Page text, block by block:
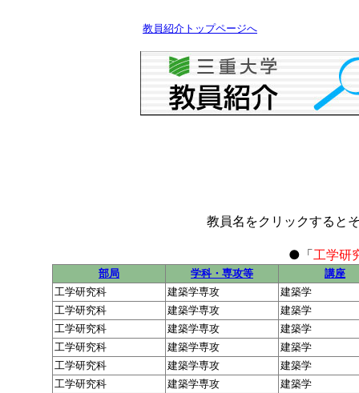
教員紹介トップページへ
教員名をクリックすると
●「工学研
部局 学科・専攻等
講座
工学研究科
建築学専攻
建築学
工学研究科
建築学専攻
建築学
工学研究科
建築学専攻
建築学
工学研究科
建築学専攻
建築学
工学研究科
建築学専攻
建築学
工学研究科
建築学専攻
建築学